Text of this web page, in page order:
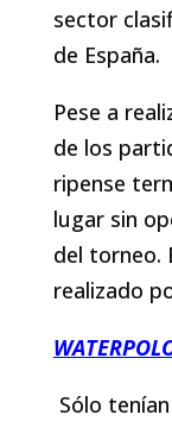
sector
de España.
Pese a
de los
ripense
lugar sin
del torneo.
realizado
Sólo